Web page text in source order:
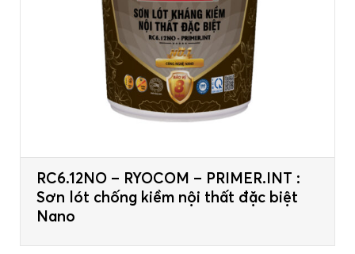
RC6.12NO – RYOCOM – PRIMER.INT :
Sơn lót chống kiềm nội thất đặc biệt
Nano